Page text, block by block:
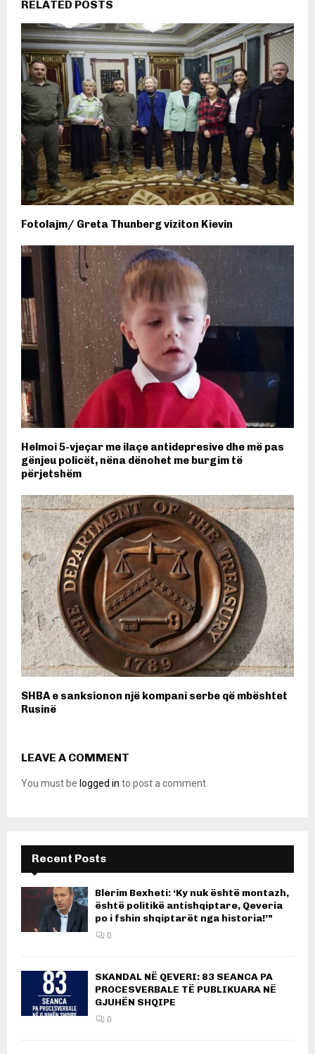
RELATED POSTS
Fotolajm/ Greta Thunberg viziton Kievin
Helmoi 5-vjeçar me ilaçe antidepresive dhe më pas
gënjeu policët, nëna dënohet me burgim të
përjetshëm
SHBA e sanksionon një kompani serbe që mbështet
Rusinë
LEAVE A COMMENT
You must be logged in to post a comment.
Recent Posts
Blerim Bexheti: ‘Ky nuk është montazh,
është politikë antishqiptare, Qeveria
po i fshin shqiptarët nga historia!’”
0
SKANDAL NË QEVERI: 83 SEANCA PA
PROCESVERBALE TË PUBLIKUARA NË
GJUHËN SHQIPE
0